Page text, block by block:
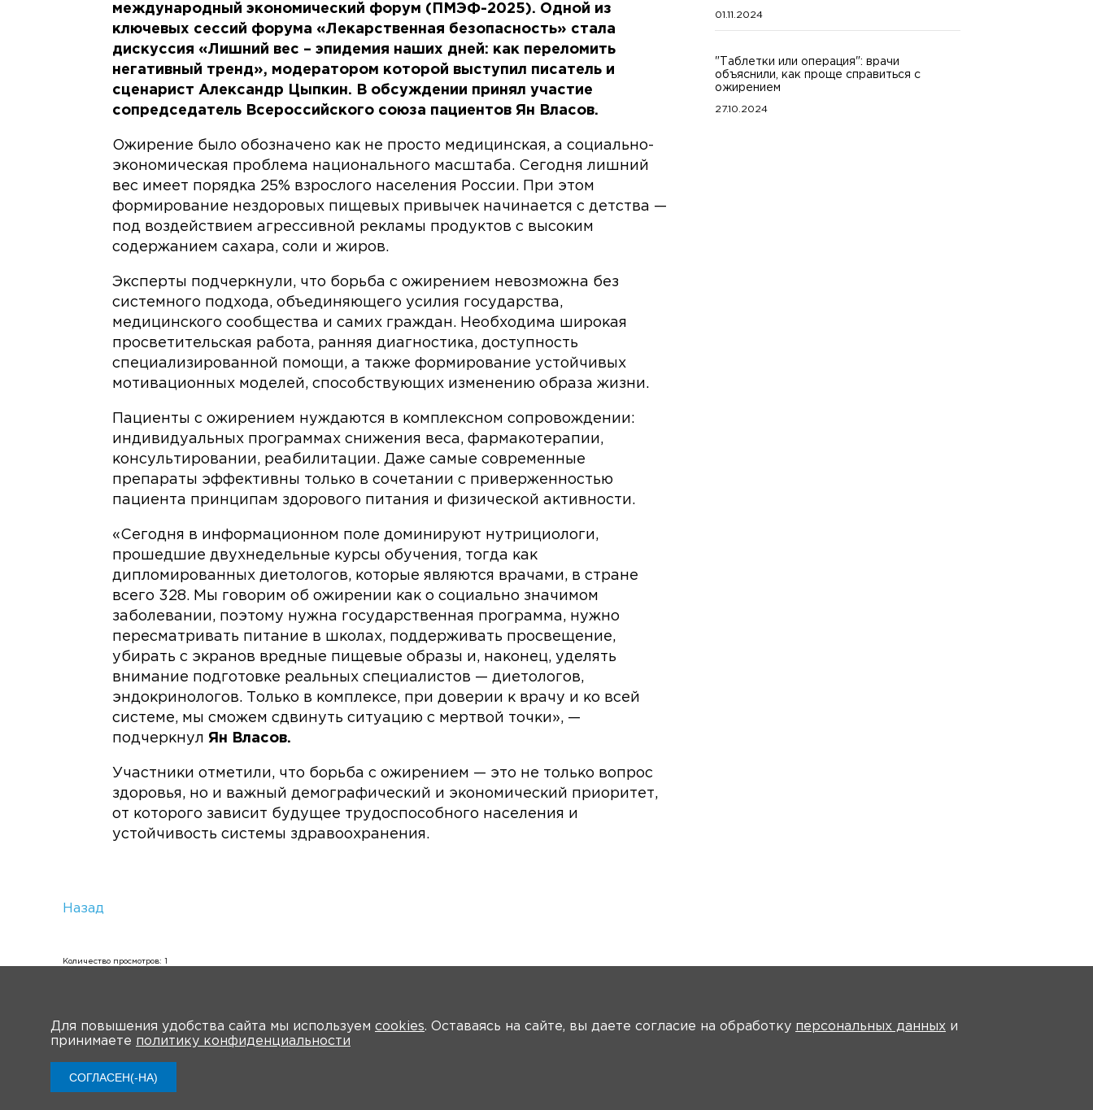
международный экономический форум (ПМЭФ-2025). Одной из
ключевых сессий форума «Лекарственная безопасность» стала
дискуссия «Лишний вес – эпидемия наших дней: как переломить
негативный тренд», модератором которой выступил писатель и
сценарист Александр Цыпкин. В обсуждении принял участие
сопредседатель Всероссийского союза пациентов Ян Власов.
Ожирение было обозначено как не просто медицинская, а социально-
экономическая проблема национального масштаба. Сегодня лишний
вес имеет порядка 25% взрослого населения России. При этом
формирование нездоровых пищевых привычек начинается с детства —
под воздействием агрессивной рекламы продуктов с высоким
содержанием сахара, соли и жиров.
Эксперты подчеркнули, что борьба с ожирением невозможна без
системного подхода, объединяющего усилия государства,
медицинского сообщества и самих граждан. Необходима широкая
просветительская работа, ранняя диагностика, доступность
специализированной помощи, а также формирование устойчивых
мотивационных моделей, способствующих изменению образа жизни.
Пациенты с ожирением нуждаются в комплексном сопровождении:
индивидуальных программах снижения веса, фармакотерапии,
консультировании, реабилитации. Даже самые современные
препараты эффективны только в сочетании с приверженностью
пациента принципам здорового питания и физической активности.
«Сегодня в информационном поле доминируют нутрициологи,
прошедшие двухнедельные курсы обучения, тогда как
дипломированных диетологов, которые являются врачами, в стране
всего 328. Мы говорим об ожирении как о социально значимом
заболевании, поэтому нужна государственная программа, нужно
пересматривать питание в школах, поддерживать просвещение,
убирать с экранов вредные пищевые образы и, наконец, уделять
внимание подготовке реальных специалистов — диетологов,
эндокринологов. Только в комплексе, при доверии к врачу и ко всей
системе, мы сможем сдвинуть ситуацию с мертвой точки», —
подчеркнул Ян Власов.
Участники отметили, что борьба с ожирением — это не только вопрос
здоровья, но и важный демографический и экономический приоритет,
от которого зависит будущее трудоспособного населения и
устойчивость системы здравоохранения.
01.11.2024
"Таблетки или операция": врачи
объяснили, как проще справиться с
ожирением
27.10.2024
Назад
Количество просмотров: 1
Для повышения удобства сайта мы используем cookies. Оставаясь на сайте, вы даете согласие на обработку персональных данных и
принимаете политику конфиденциальности
СОГЛАСЕН(-НА)